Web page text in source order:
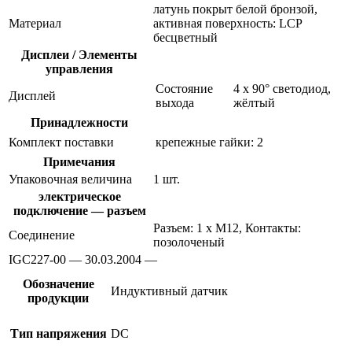
Материал
латунь покрыт белой бронзой,
активная поверхность: LCP
бесцветный
Дисплеи / Элементы
управления
Дисплей
Состояние
выхода
4 x 90° светодиод,
жёлтый
Принадлежности
Комплект поставки
крепежные гайки: 2
Примечания
Упаковочная величина
1 шт.
электрическое
подключение — разъем
Соединение
Разъем: 1 x M12, Контакты:
позолоченый
IGC227-00 — 30.03.2004 —
Обозначение
продукции
Индуктивный датчик
Тип напряжения DC